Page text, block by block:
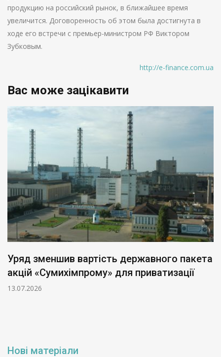
продукцию на российский рынок, в ближайшее время
увеличится. Договоренность об этом была достигнута в
ходе его встречи с премьер-министром РФ Виктором
Зубковым.
http://e-finance.com.ua
Вас може зацікавити
Уряд зменшив вартість державного пакета
акцій «Сумихімпрому» для приватизації
13.07.2026
Нові матеріали